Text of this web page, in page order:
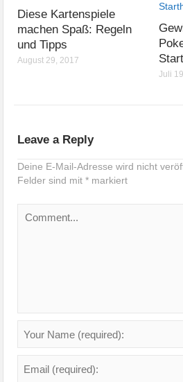
Diese Kartenspiele
machen Spaß: Regeln
und Tipps
August 29, 2017
Juli
Leave a Reply
Deine E-Mail-Adresse wird nicht
Felder sind mit* markiert